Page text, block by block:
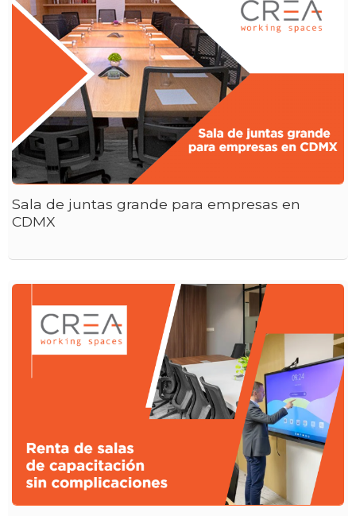
Sala de juntas grande para empresas en
CDMX